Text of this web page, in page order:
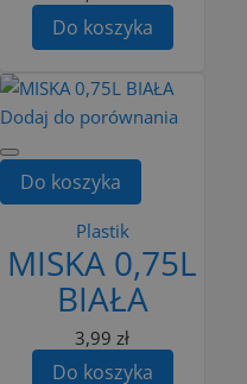
Do koszyka
Dodaj do porównania
Do koszyka
Plastik
MISKA 0,75L
BIAŁA
3,99 zł
Do koszyka